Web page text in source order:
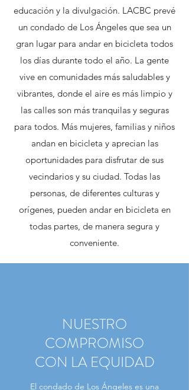
educación y la divulgación. LACBC prevé
un condado de Los Ángeles que sea un
gran lugar para andar en bicicleta todos
los días durante todo el año. La gente
vive en comunidades más saludables y
vibrantes, donde el aire es más limpio y
las calles son más tranquilas y seguras
para todos. Más mujeres, familias y niños
andan en bicicleta y aprecian las
oportunidades para disfrutar de sus
vecindarios y su ciudad. Todas las
personas, de diferentes culturas y
orígenes, pueden andar en bicicleta en
todas partes, de manera segura y
conveniente.
NUESTRO
COMPROMISO
CON LA EQUIDAD
El condado de Los Ángeles es una